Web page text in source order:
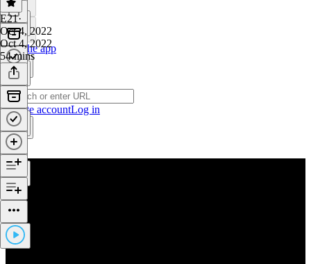
Get the app
Create accountLog in
E21·
Oct 4, 2022
Oct 4, 2022
54 mins